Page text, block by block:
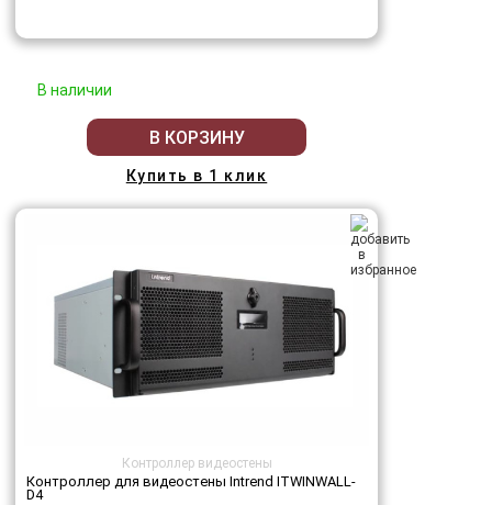
В наличии
В КОРЗИНУ
Купить в 1 клик
Контроллер видеостены
Контроллер для видеостены Intrend ITWINWALL-
D4